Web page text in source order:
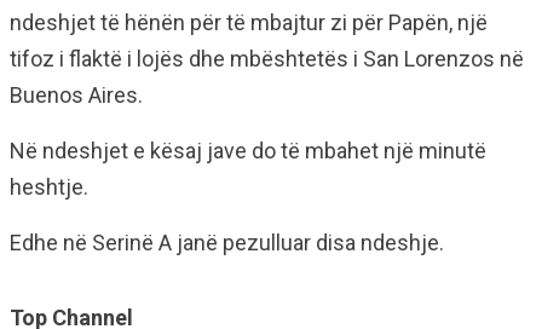
ndeshjet të hënën për të mbajtur zi për Papën, një
tifoz i flaktë i lojës dhe mbështetës i San Lorenzos në
Buenos Aires.
Në ndeshjet e kësaj jave do të mbahet një minutë
heshtje.
Edhe në Serinë A janë pezulluar disa ndeshje.
Top Channel